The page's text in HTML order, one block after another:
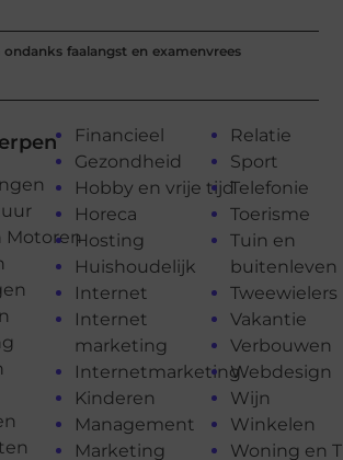
Motoren
Financieel
Gezondheid
Hobby en vrije tijd
Horeca
Hosting
Huishoudelijk
Internet
Internet
marketing
Internetmarketing
Kinderen
Management
Marketing
Relatie
Sport
Telefonie
Toerisme
Tuin en
buitenleven
Tweewielers
Vakantie
Verbouwen
Webdesign
Wijn
Winkelen
Woning en
faalangst en examenvrees